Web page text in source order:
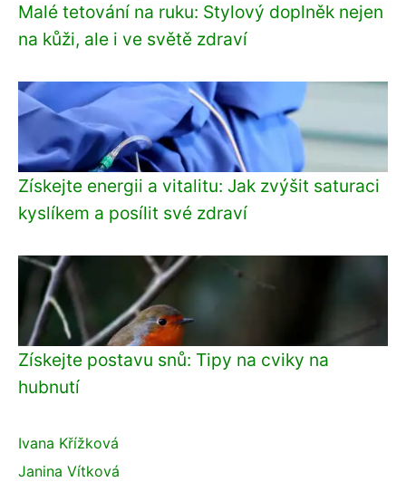
Malé tetování na ruku: Stylový doplněk nejen
na kůži, ale i ve světě zdraví
Získejte energii a vitalitu: Jak zvýšit saturaci
kyslíkem a posílit své zdraví
Získejte postavu snů: Tipy na cviky na
hubnutí
Ivana Křížková
Janina Vítková